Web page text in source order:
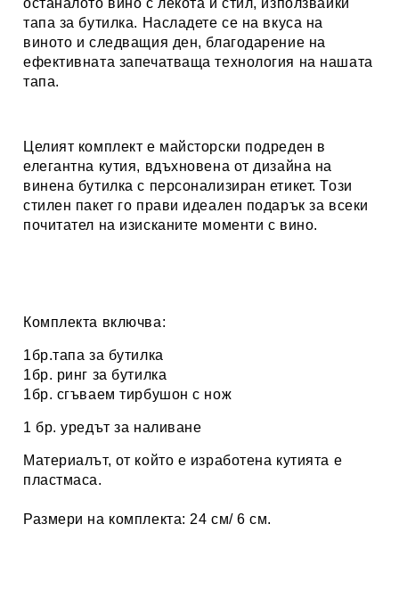
останалото вино с лекота и стил, използвайки
тапа за бутилка. Насладете се на вкуса на
виното и следващия ден, благодарение на
ефективната запечатваща технология на нашата
тапа.
Целият комплект е майсторски подреден в
елегантна кутия, вдъхновена от дизайна на
винена бутилка с персонализиран етикет. Този
стилен пакет го прави идеален подарък за всеки
почитател на изисканите моменти с вино.
Комплекта включва:
1бр.тапа за бутилка
1бр. ринг за бутилка
1бр. сгъваем тирбушон с нож
1 бр. уредът за наливане
Материалът, от който е изработена кутията е
пластмаса.
Размери на комплекта: 24 см/ 6 см.